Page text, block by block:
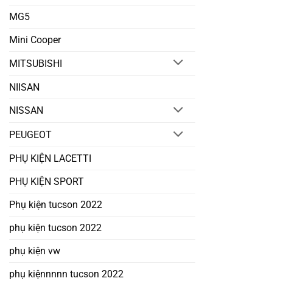
MG5
Mini Cooper
MITSUBISHI
NIISAN
NISSAN
PEUGEOT
PHỤ KIỆN LACETTI
PHỤ KIỆN SPORT
Phụ kiện tucson 2022
phụ kiện tucson 2022
phụ kiện vw
phụ kiệnnnnn tucson 2022